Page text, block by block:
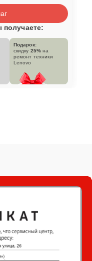
получаете:
Подарок:
скидку 25% на
ремонт техники
Lenovo